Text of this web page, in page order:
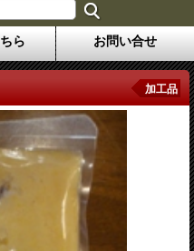
ら お問い合せ
加工品